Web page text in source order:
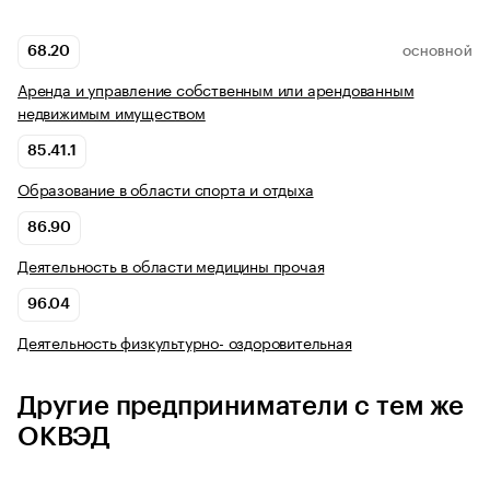
68.20 ОСНОВНОЙ
Аренда и управление собственным или арендованным
недвижимым имуществом
85.41.1
Образование в области спорта и отдыха
86.90
Деятельность в области медицины прочая
96.04
Деятельность физкультурно- оздоровительная
Другие предприниматели с тем же
ОКВЭД